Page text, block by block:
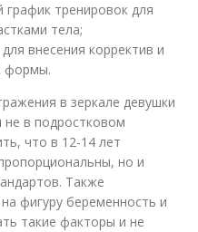
тренировок для
тела;
внесения корректив и
формы.
в зеркале девушки
в подростковом
что в 12-14 лет
но и
Также
фигуру беременность и
такие факторы и не